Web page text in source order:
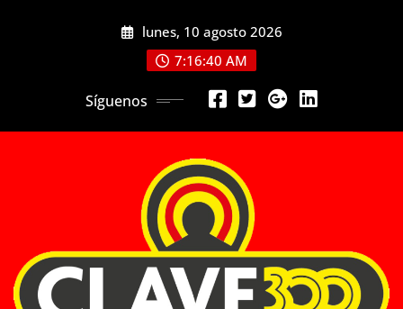
lunes, 10 agosto 2026
7:16:42 AM
Síguenos